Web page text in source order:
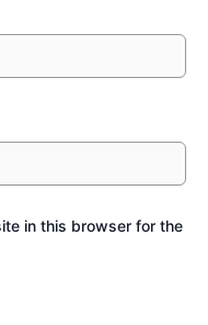
in this browser for the